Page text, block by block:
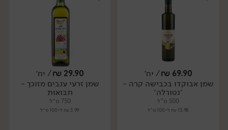
יח׳ יח׳
69.90
₪/ יח׳
שמן אבוקדו בכבישה קרה -
׳נטורלה׳
500 מ"ל
13.98 ₪ ל-100 מ"ל
29.90
₪/ יח׳
שמן זרעי ענבים מזוכך -
תבואות
750 מ״ל
3.99 ₪ ל-100 מ״ל